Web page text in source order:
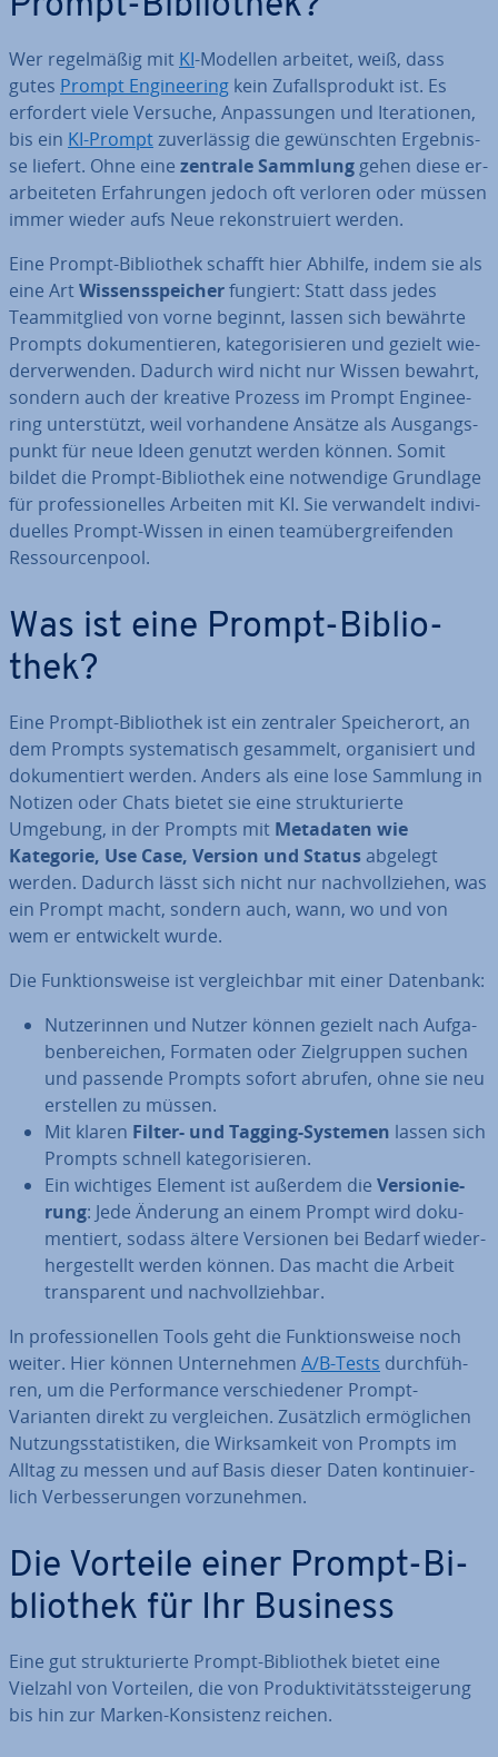
Wer re­gel­mä­ßig mit KI-Modellen arbeitet, weiß, dass
gutes Prompt En­gi­nee­ring kein Zu­falls­pro­dukt ist. Es
erfordert viele Versuche, An­pas­sun­gen und Ite­ra­tio­nen,
bis ein KI-Promptzu­ver­läs­sig die ge­wünsch­ten Er­geb­nis­
se liefert. Ohne eine zentrale Sammlung gehen diese er­
ar­bei­te­ten Er­fah­run­gen jedoch oft verloren oder müssen
immer wieder aufs Neue re­kon­stru­iert werden.
Eine Prompt-Bi­blio­thek schafft hier Abhilfe, indem sie als
eine ArtWis­sens­spei­cherfungiert: Statt dass jedes
Team­mit­glied von vorne beginnt, lassen sich bewährte
Prompts do­ku­men­tie­ren, ka­te­go­ri­sie­ren und gezielt wie­
der­ver­wen­den. Dadurch wird nicht nur Wissen bewahrt,
sondern auch der kreative Prozess im Prompt En­gi­nee­
ring un­ter­stützt, weil vor­han­de­ne Ansätze als Aus­gangs­
punkt für neue Ideen genutzt werden können. Somit
bildet die Prompt-Bi­blio­thek eine not­wen­di­ge Grundlage
für pro­fes­sio­nel­les Arbeiten mit KI. Sie ver­wan­delt in­di­vi­
du­el­les Prompt-Wissen in einen team­über­grei­fen­den
Res­sour­cen­pool.
Was ist eine Prompt-Bi­blio­
thek?
Eine Prompt-Bi­blio­thek ist ein zentraler Spei­cher­ort, an
dem Prompts sys­te­ma­tisch gesammelt, or­ga­ni­siert und
do­ku­men­tiert werden. Anders als eine lose Sammlung in
Notizen oder Chats bietet sie eine struk­tu­rier­te
Umgebung, in der Prompts mit Metadaten wie
Kategorie, Use Case, Version und Statusabgelegt
werden. Dadurch lässt sich nicht nur nach­voll­zie­hen, was
ein Prompt macht, sondern auch, wann, wo und von
wem er ent­wi­ckelt wurde.
Die Funk­ti­ons­wei­se ist ver­gleich­bar mit einer Datenbank:
Nut­ze­rin­nen und Nutzer können gezielt nach Auf­ga­
ben­be­rei­chen, Formaten oder Ziel­grup­pen suchen
und passende Prompts sofort abrufen, ohne sie neu
erstellen zu müssen.
Mit klaren Filter- und Tagging-Systemen lassen sich
Prompts schnell ka­te­go­ri­sie­ren.
Ein wichtiges Element ist außerdem die Ver­sio­nie­
rung: Jede Änderung an einem Prompt wird do­ku­
men­tiert, sodass ältere Versionen bei Bedarf wie­der­
her­ge­stellt werden können. Das macht die Arbeit
trans­pa­rent und nach­voll­zieh­bar.
In pro­fes­sio­nel­len Tools geht die Funk­ti­ons­wei­se noch
weiter. Hier können Un­ter­neh­men A/B-Tests durch­füh­
ren, um die Per­for­mance ver­schie­de­ner Prompt-
Varianten direkt zu ver­glei­chen. Zu­sätz­lich er­mög­li­chen
Nut­zungs­sta­tis­ti­ken, die Wirk­sam­keit von Prompts im
Alltag zu messen und auf Basis dieser Daten kon­ti­nu­ier­
lich Ver­bes­se­run­gen vor­zu­neh­men.
Die Vorteile einer Prompt-Bi­
blio­thek für Ihr Business
Eine gut struk­tu­rier­te Prompt-Bi­blio­thek bietet eine
Vielzahl von Vorteilen, die von Pro­duk­ti­vi­täts­stei­ge­rung
bis hin zur Marken-Kon­sis­tenz reichen.